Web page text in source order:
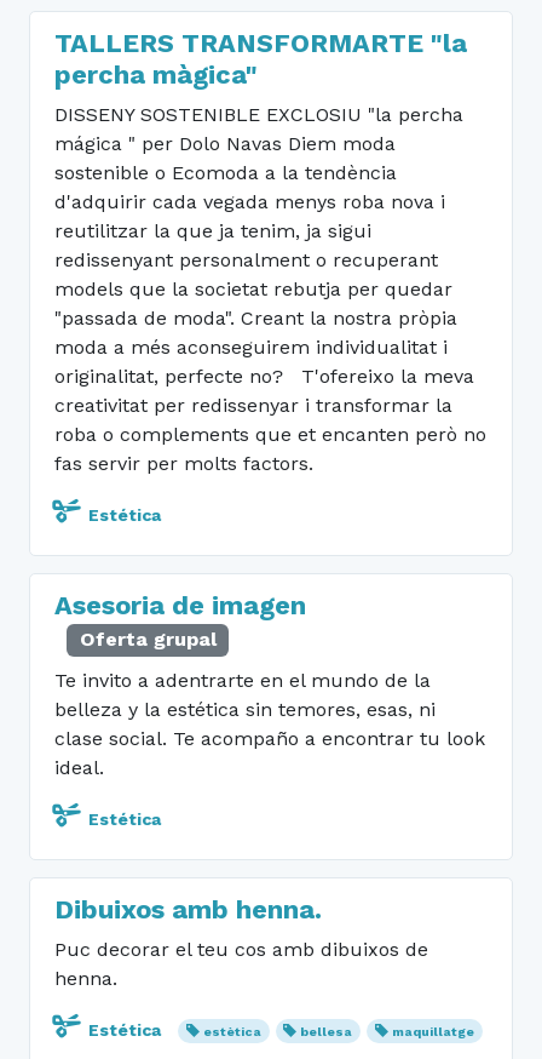
TALLERS TRANSFORMARTE "la
percha màgica"
DISSENY SOSTENIBLE EXCLOSIU "la percha
mágica " per Dolo Navas Diem moda
sostenible o Ecomoda a la tendència
d'adquirir cada vegada menys roba nova i
reutilitzar la que ja tenim, ja sigui
redissenyant personalment o recuperant
models que la societat rebutja per quedar
"passada de moda". Creant la nostra pròpia
moda a més aconseguirem individualitat i
originalitat, perfecte no? T'ofereixo la meva
creativitat per redissenyar i transformar la
roba o complements que et encanten però no
fas servir per molts factors.
Estética
Asesoria de imagen
Oferta grupal
Te invito a adentrarte en el mundo de la
belleza y la estética sin temores, esas, ni
clase social. Te acompaño a encontrar tu look
ideal.
Estética
Dibuixos amb henna.
Puc decorar el teu cos amb dibuixos de
henna.
Estética estètica bellesa maquillatge